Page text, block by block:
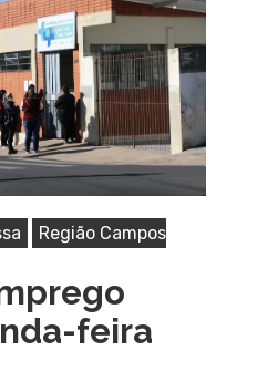
Região Campos
feira